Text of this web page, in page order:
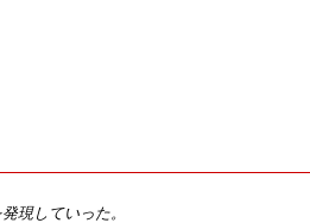
現していった。